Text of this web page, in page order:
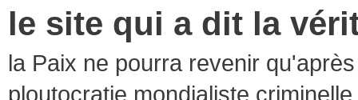
le site qui a dit la
la Paix ne pourra revenir
ploutocratie mondialiste